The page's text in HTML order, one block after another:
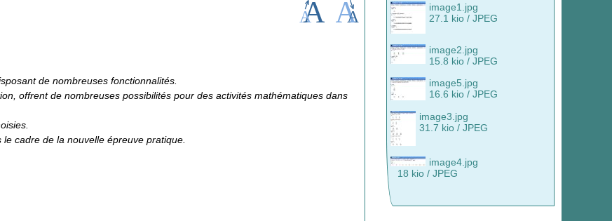
de nombreuses fonctionnalités.
offrent de nombreuses possibilités pour des activités mathématiques dans
cadre de la nouvelle épreuve pratique.
image1.jpg
27.1 kio / JPEG
image2.jpg
15.8 kio / JPEG
image5.jpg
16.6 kio / JPEG
image3.jpg
31.7 kio / JPEG
image4.jpg
18 kio / JPEG